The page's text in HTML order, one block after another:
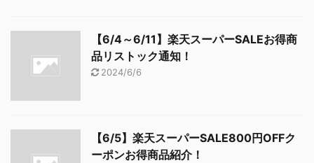
【6/4～6/11】楽天スーパーSALEお得商
品リストック通知！
2024/6/6
【6/5】楽天スーパーSALE800円OFFク
ーポンお得商品紹介！